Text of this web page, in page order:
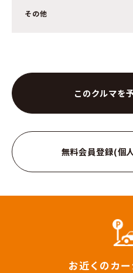
その他
このクルマを
無料会員登録(個
お近くのカ